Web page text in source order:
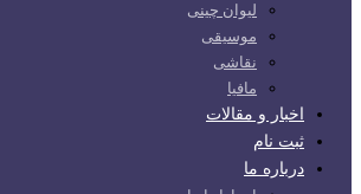
لیوان چینی
موسیقی
نقاشی
مافیا
اخبار و مقالات
ثبت نام
درباره ما